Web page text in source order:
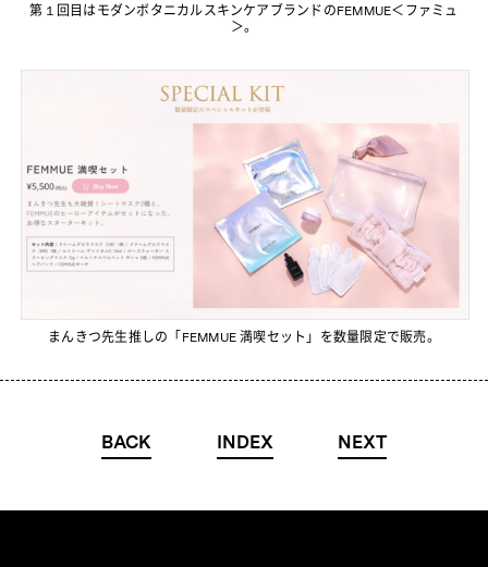
第１回目はモダンボタニカルスキンケアブランドのFEMMUE＜ファミュ
＞。
まんきつ先生推しの「FEMMUE 満喫セット」を数量限定で販売。
BACK INDEX NEXT